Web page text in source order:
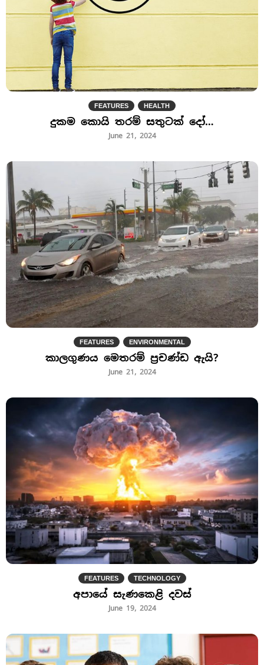
FEATURES HEALTH
දුකම කොයි තරම් සතුටක් දෝ…
June 21, 2024
FEATURES ENVIRONMENTAL
කාලගුණය මෙතරම් ප්‍රචණ්ඩ ඇයි?
June 21, 2024
FEATURES TECHNOLOGY
අපායේ සැණකෙළි දවස්
June 19, 2024